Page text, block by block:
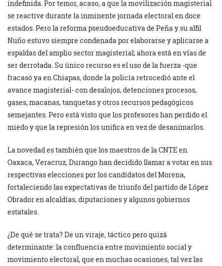
indefinida. Por temor, acaso, a que la movilización magisterial
se reactive durante la inminente jornada electoral en doce
estados. Pero la reforma pseudoeducativa de Peña y su alfil
Nuño estuvo siempre condenada por elaborarse y aplicarse a
espaldas del amplio sector magisterial; ahora está en vías de
ser derrotada. Su único recurso es el uso de la fuerza -que
fracasó ya en Chiapas, donde la policía retrocedió ante el
avance magisterial- con desalojos, detenciones procesos,
gases, macanas, tanquetas y otros recursos pedagógicos
semejantes. Pero está visto que los profesores han perdido el
miedo y que la represión los unifica en vez de desanimarlos.
La novedad es también que los maestros de la CNTE en
Oaxaca, Veracruz, Durango han decidido llamar a votar en sus
respectivas elecciones por los candidatos del Morena,
fortaleciendo las expectativas de triunfo del partido de López
Obrador en alcaldías, diputaciones y algunos gobiernos
estatales.
¿De qué se trata? De un viraje, táctico pero quizá
determinante: la confluencia entre movimiento social y
movimiento electoral, que en muchas ocasiones, tal vez las